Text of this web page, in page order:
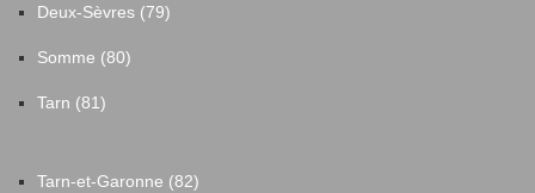
Deux-Sèvres (79)
Somme (80)
Tarn (81)
Tarn-et-Garonne (82)